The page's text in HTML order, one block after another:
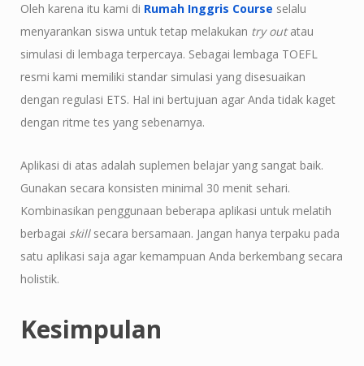
Oleh karena itu kami di Rumah Inggris Course selalu
menyarankan siswa untuk tetap melakukan try outatau
simulasi di lembaga terpercaya. Sebagai lembaga TOEFL
resmi kami memiliki standar simulasi yang disesuaikan
dengan regulasi ETS. Hal ini bertujuan agar Anda tidak kaget
dengan ritme tes yang sebenarnya.
Aplikasi di atas adalah suplemen belajar yang sangat baik.
Gunakan secara konsisten minimal 30 menit sehari.
Kombinasikan penggunaan beberapa aplikasi untuk melatih
berbagai skillsecara bersamaan. Jangan hanya terpaku pada
satu aplikasi saja agar kemampuan Anda berkembang secara
holistik.
Kesimpulan